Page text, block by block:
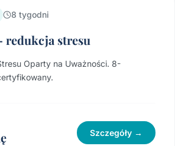
8 tygodni
redukcja stresu
Oparty na Uważności. 8-
Szczegóły →